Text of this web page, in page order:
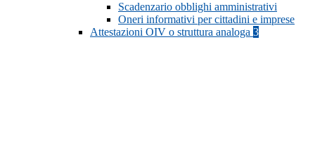
Scadenzario obblighi amministrativi
Oneri informativi per cittadini e imprese
Attestazioni OIV o struttura analoga 3